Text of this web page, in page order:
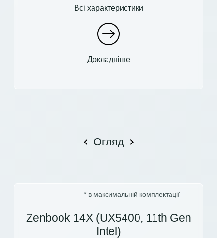
Всі характеристики
Докладніше
Огляд
* в максимальній комплектації
Zenbook 14X (UX5400, 11th Gen
Intel)